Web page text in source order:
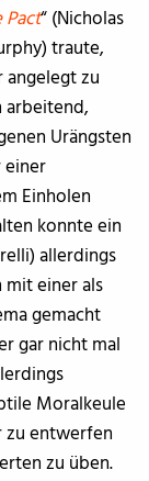
Pact“ (Nicholas
traute,
zu
arbeitend,
Urängsten
einer
Einholen
konnte ein
allerdings
einer als
gemacht
gar nicht mal
Moralkeule
zu entwerfen
zu üben.